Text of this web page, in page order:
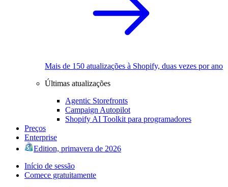
Mais de 150 atualizações à Shopify, duas vezes por ano
Últimas atualizações
Agentic Storefronts
Campaign Autopilot
Shopify AI Toolkit para programadores
Preços
Enterprise
Edition, primavera de 2026
Início de sessão
Comece gratuitamente